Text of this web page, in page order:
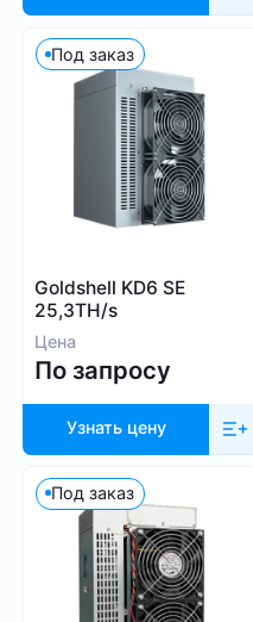
Ethash
X11
kHeavyHash
Equihash
Blake (14r)
Handshake
Cuckatoo31
Randomx
SHA512256d
Ethash4G
Посмотреть все
Криптовалюта
Bitcoin (BTC)
BitcoinCash (BCH)
Dogecoin (DOGE)
Litecoin (LTC)
Kadena (KDA)
Ethereum (ETH)
DASH (DASH)
EthereumPoW (ETHW)
Kaspa (KAS)
Посмотреть все
Под заказ
Goldshell KD6 SE
25,3TH/s
Цена
По запросу
Узнать цену
Под заказ